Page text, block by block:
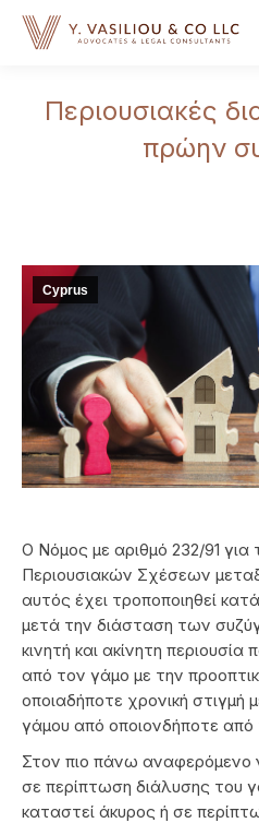
Περιουσιακές
πρώην
Cyprus
Ο Νόμος με αριθμό 232/91 για
Περιουσιακών Σχέσεων
αυτός έχει τροποποιηθεί
μετά την διάσταση των
κινητή και ακίνητη περιουσία
από τον γάμο με την
οποιαδήποτε χρονική στιγμή
γάμου από οποιονδήποτε από
Στον πιο πάνω αναφερόμενο
σε περίπτωση διάλυσης του
καταστεί άκυρος ή σε